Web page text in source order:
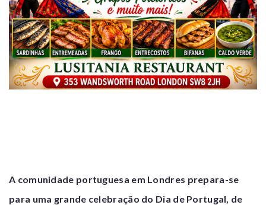
A comunidade portuguesa em Londres prepara-se
para uma grande celebração do Dia de Portugal, de